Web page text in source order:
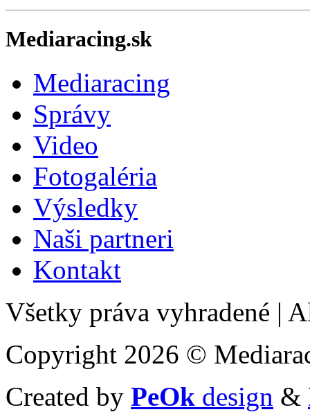
Mediaracing.sk
Mediaracing
Správy
Video
Fotogaléria
Výsledky
Naši partneri
Kontakt
Všetky práva vyhradené |
Copyright 2026 ©
Created by PeOk design &